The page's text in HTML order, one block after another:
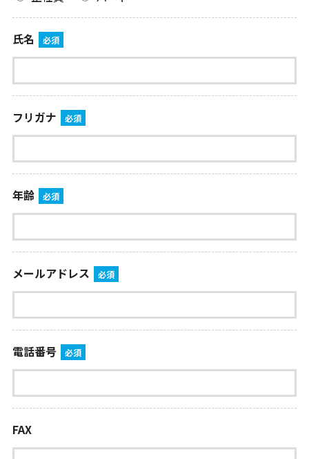
氏名 必須
フリガナ 必須
年齢 必須
メールアドレス 必須
電話番号 必須
FAX